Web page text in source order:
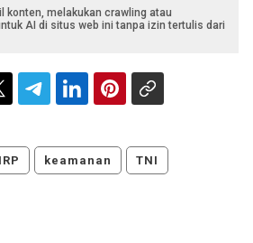
konten, melakukan crawling atau
AI di situs web ini tanpa izin tertulis dari
keamanan TNI